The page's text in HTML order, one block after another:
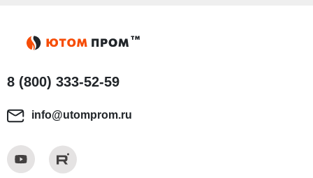
8 (800) 333-52-59
info@utomprom.ru